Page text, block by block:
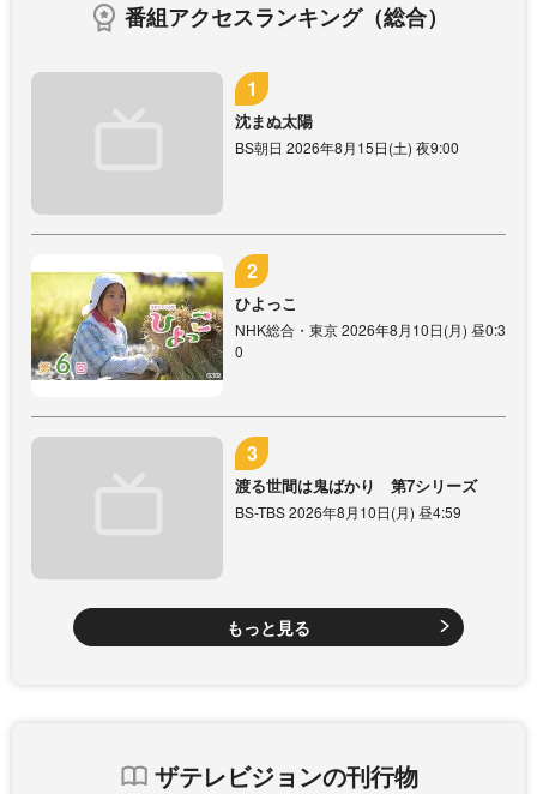
番組アクセスランキング（総合）
沈まぬ太陽
BS朝日 2026年8月15日(土) 夜9:00
ひよっこ
NHK総合・東京 2026年8月10日(月) 昼0:3
0
渡る世間は鬼ばかり 第7シリーズ
BS-TBS 2026年8月10日(月) 昼4:59
もっと見る
ザテレビジョンの刊行物